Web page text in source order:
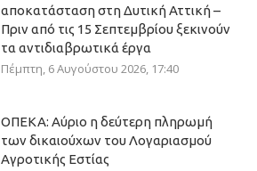
αποκατάσταση στη Δυτική Αττική –
Πριν από τις 15 Σεπτεμβρίου ξεκινούν
τα αντιδιαβρωτικά έργα
Πέμπτη, 6 Αυγούστου 2026, 17:40
ΟΠΕΚΑ: Αύριο η δεύτερη πληρωμή
των δικαιούχων του Λογαριασμού
Αγροτικής Εστίας